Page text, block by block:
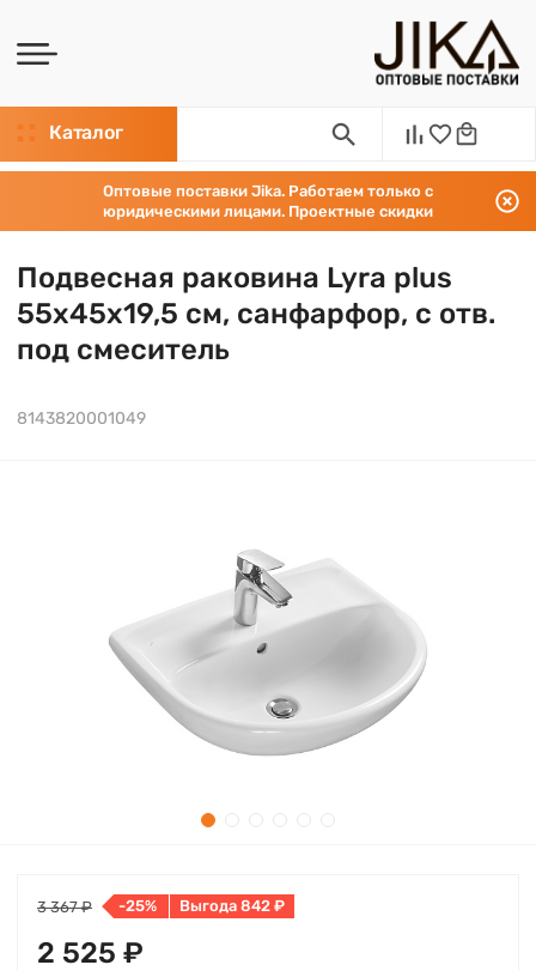
Каталог
Оптовые поставки Jika. Работаем только с
юридическими лицами. Проектные скидки
Подвесная раковина Lyra plus
55х45х19,5 см, санфарфор, с отв.
под смеситель
8143820001049
3 367 ₽ -25% Выгода 842 ₽
2 525 ₽